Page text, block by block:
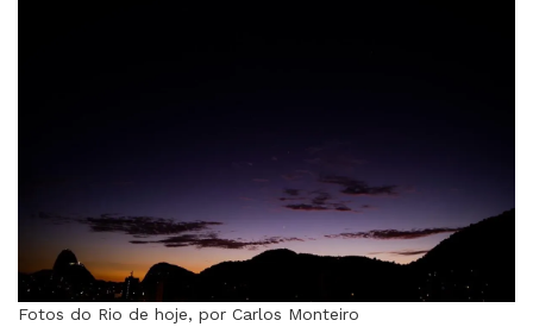
Fotos do Rio de hoje, por Carlos Monteiro